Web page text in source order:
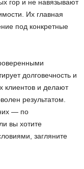
гор и не навязывают
Их главная
под конкретные
долговечность и
клиентов и делают
результатом.
— по
вы хотите
загляните